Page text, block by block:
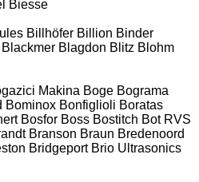
Biesse
Billhöfer Billion Binder
Blackmer Blagdon Blitz Blohm
Makina Boge Bograma
Bominox Bonfiglioli Boratas
Bosfor Boss Bostitch Bot RVS
Branson Braun Bredenoord
Bridgeport Brio Ultrasonics